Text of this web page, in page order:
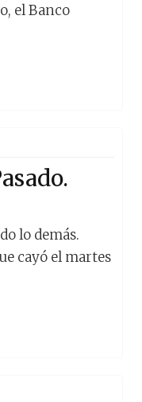
el Banco
lo demás.
cayó el martes